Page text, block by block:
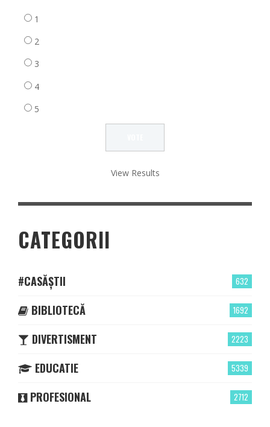
1
2
3
4
5
View Results
CATEGORII
632
#CASĂȘTII
1692
BIBLIOTECĂ
2223
DIVERTISMENT
5339
EDUCATIE
2712
PROFESIONAL